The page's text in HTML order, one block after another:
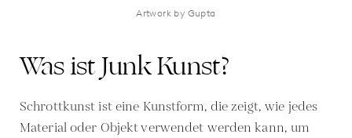
Artwork by Gupta
Was ist Junk Kunst?
Schrottkunst ist eine Kunstform, die zeigt, wie jedes
Material oder Objekt verwendet werden kann, um